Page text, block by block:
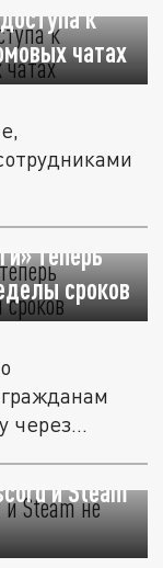
к
чатах
теперь
сроков
через
и Steam